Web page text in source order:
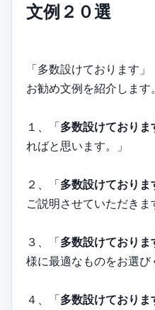
文例２０選
「多数設けております」
お勧め文例を紹介します。
１、「多数設けておりま
ればと思います。」
２、「多数設けておりま
ご説明させていただきま
３、「多数設けておりま
様に最適なものをお選び
４、「多数設けておりま